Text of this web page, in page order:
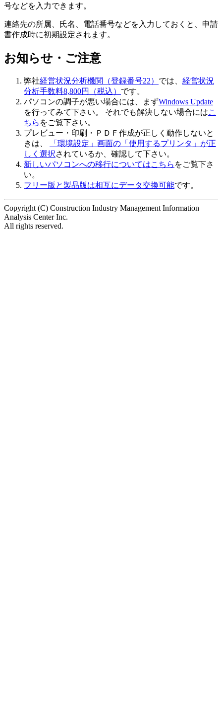
号などを入力できます。
連絡先の所属、氏名、電話番号などを入力しておくと、申請
書作成時に初期設定されます。
お知らせ・ご注意
弊社経営状況分析機関（登録番号22） では、 経営状況
分析手数料8,800円（税込） です。
パソコンの調子が悪い場合には、まずWindows Update
を行ってみて下さい。 それでも解決しない場合にはこ
ちら をご覧下さい。
プレビュー・印刷・ＰＤＦ作成が正しく動作しないと
きは、
「環境設定」画面の「使用するプリンタ」が正
しく選択されているか、確認して下さい。
新しいパソコンへの移行についてはこちら をご覧下さ
い。
フリー版と製品版は相互にデータ交換可能です。
Copyright (C) Construction Industry Management Information
Analysis Center Inc.
All rights reserved.